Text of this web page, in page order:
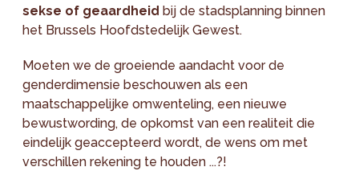
sekse of geaardheid bij de stadsplanning binnen
het Brussels Hoofdstedelijk Gewest.
Moeten we de groeiende aandacht voor de
genderdimensie beschouwen als een
maatschappelijke omwenteling, een nieuwe
bewustwording, de opkomst van een realiteit die
eindelijk geaccepteerd wordt, de wens om met
verschillen rekening te houden ...?!